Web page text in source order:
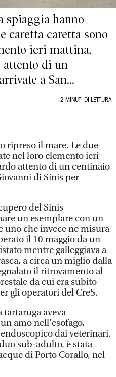
spiaggia hanno
caretta caretta sono
ieri mattina,
attento di un
a San...
2 MINUTI DI LETTURA
ripreso il mare. Le due
nel loro elemento ieri
attento di un centinaio
di Sinis per
del Sinis
un esemplare con un
uno che invece ne misura
il 10 maggio da un
mentre galleggiava a
a circa un miglio dalla
il ritrovamento al
da cui era subito
gli operatori del CreS.
aveva
amo nell’esofago,
dai veterinari.
sub-adulto, è stata
di Porto Corallo, nel